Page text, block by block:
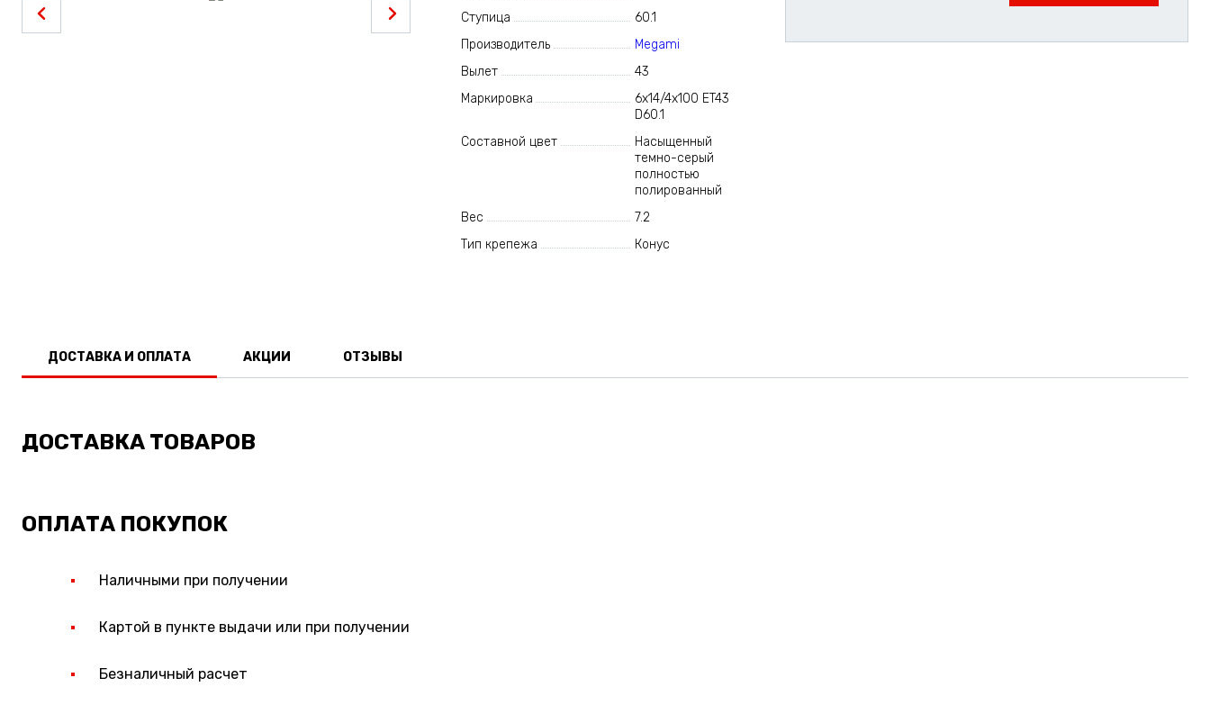
Ступица
60.1
Производитель
Megami
Вылет
43
Маркировка
6x14/4x100 ET43
D60.1
Составной цвет
Насыщенный
темно-серый
полностью
полированный
Вес
7.2
Тип крепежа
Конус
ДОСТАВКА И ОПЛАТА АКЦИИ ОТЗЫВЫ
ДОСТАВКА ТОВАРОВ
ОПЛАТА ПОКУПОК
Наличными при получении
Картой в пункте выдачи или при получении
Безналичный расчет